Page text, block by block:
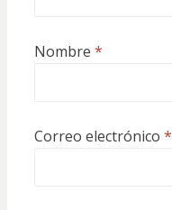
Nombre *
Correo electrónico *